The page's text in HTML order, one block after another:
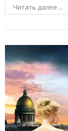
Читать далее ...